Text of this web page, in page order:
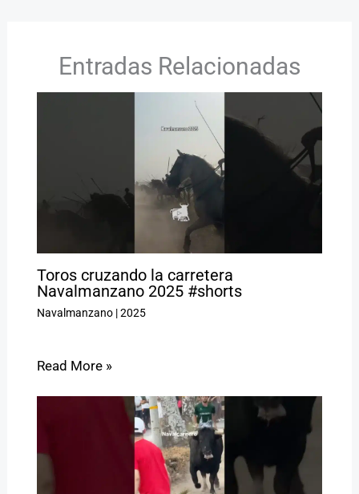
Entradas Relacionadas
Toros cruzando la carretera
Navalmanzano 2025 #shorts
Navalmanzano|2025
Read More »